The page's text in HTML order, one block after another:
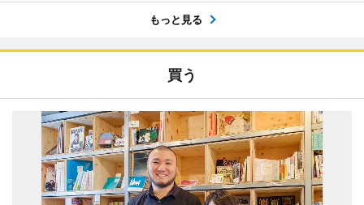
もっと見る
買う